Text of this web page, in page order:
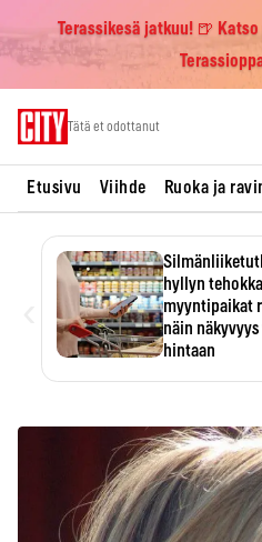
Terassikesä jatkuu! 🍺
Tätä et odottanut
Etusivu Viihde Ruoka ja
hyllyn
myyntipaikat
näin
hintaan